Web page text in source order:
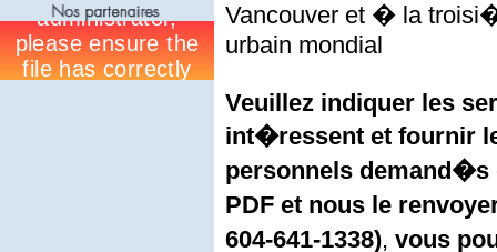
Vancouver et � la
urbain mondial
Veuillez indiquer les
int�ressent et fournir
personnels demand�s
PDF et nous le
604-641-1338), vous